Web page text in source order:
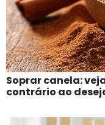
Soprar canela:
contrário ao